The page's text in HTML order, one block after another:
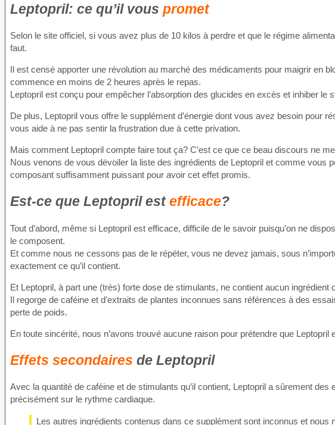
Leptopril: ce qu’il vous promet
Selon le site officiel, si vous avez plus de 10 kilos à perdre et que le régime
faut.
Il est censé apporter une révolution au marché des médicaments pour maigrir en
commence en moins de 2 heures après le repas.
Leptopril est conçu pour empêcher l’absorption des glucides en excès et inhiber le
De plus, Leptopril vous offre le supplément d’énergie dont vous avez besoin pour
vous aide à ne pas sentir la frustration due à cette privation.
Mais comment Leptopril compte faire tout ça? C’est ce que ce beau discours ne
Nous venons de vous dévoiler la liste des ingrédients de Leptopril et comme vous
composant suffisamment puissant pour avoir cet effet promis.
Est-ce que Leptopril estefficace?
Tout d’abord, même si Leptopril est efficace, difficile de le savoir puisqu’on ne
le composent.
Et comme nous ne cessons pas de le répéter, vous ne devez jamais, sous
exactement ce qu’il contient.
Et Leptopril, à part une (très) forte dose de stimulants, ne contient aucun
Il regorge de caféine et d’extraits de plantes inconnues sans références à des
perte de poids.
En toute sincérité, nous n’avons trouvé aucune raison pour prétendre que Leptopril
Effets secondaires de Leptopril
Avec la quantité de caféine et de stimulants qu’il contient, Leptopril a sûrement
précisément sur le rythme cardiaque.
Les autres ingrédients contenus dans ce supplément sont inconnus et nous